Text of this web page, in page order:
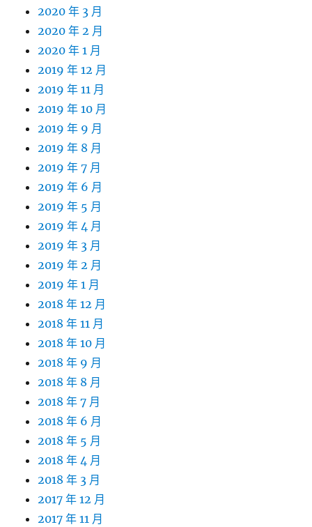
2020 年 3 月
2020 年 2 月
2020 年 1 月
2019 年 12 月
2019 年 11 月
2019 年 10 月
2019 年 9 月
2019 年 8 月
2019 年 7 月
2019 年 6 月
2019 年 5 月
2019 年 4 月
2019 年 3 月
2019 年 2 月
2019 年 1 月
2018 年 12 月
2018 年 11 月
2018 年 10 月
2018 年 9 月
2018 年 8 月
2018 年 7 月
2018 年 6 月
2018 年 5 月
2018 年 4 月
2018 年 3 月
2017 年 12 月
2017 年 11 月